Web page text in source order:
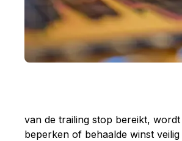
van de trailing stop bereikt, wordt
beperken of behaalde winst veilig